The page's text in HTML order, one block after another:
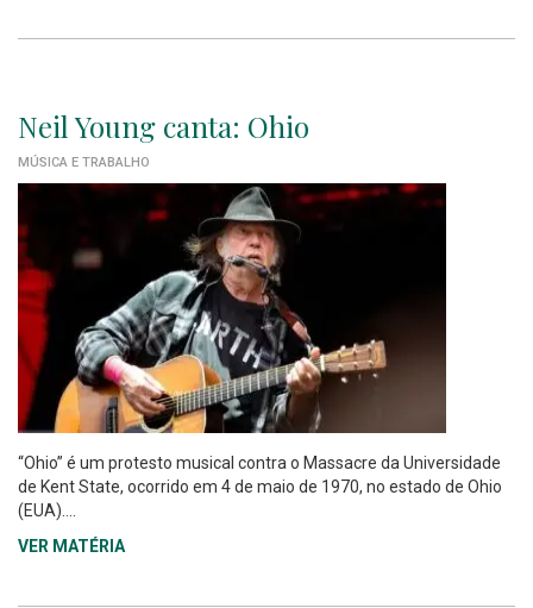
Neil Young canta: Ohio
MÚSICA E TRABALHO
“Ohio” é um protesto musical contra o Massacre da Universidade
de Kent State, ocorrido em 4 de maio de 1970, no estado de Ohio
(EUA)....
VER MATÉRIA